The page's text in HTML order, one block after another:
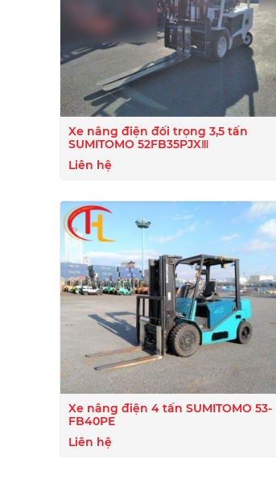
Xe nâng điện đối trọng 3,5 tấn
SUMITOMO 52FB35PJXⅢ
Liên hệ
Xe nâng điện 4 tấn SUMITOMO 53-
FB40PE
Liên hệ